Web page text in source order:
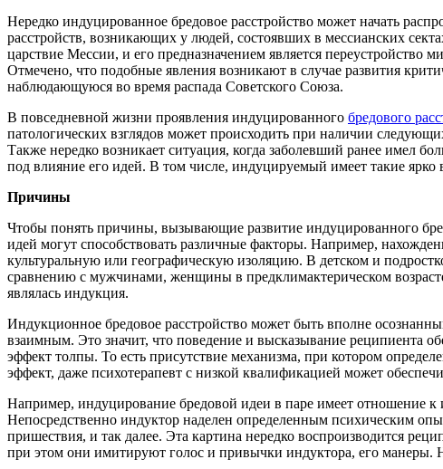
Нередко индуцированное бредовое расстройство может начать
расстройств, возникающих у людей, состоявших в мессианских
царствие Мессии, и его предназначением является переустройство
Отмечено, что подобные явления возникают в случае развития
наблюдающуюся во время распада Советского Союза.
В повседневной жизни проявления индуцированного бредового
патологических взглядов может происходить при наличии
Также нередко возникает ситуация, когда заболевший ранее имел
под влияние его идей. В том числе, индуцируемый имеет такие
Причины
Чтобы понять причины, вызывающие развитие индуцированного
идей могут способствовать различные факторы. Например,
культуральную или географическую изоляцию. В детском и
сравнению с мужчинами, женщины в предклимактерическом
являлась индукция.
Индукционное бредовое расстройство может быть вполне
взаимным. Это значит, что поведение и высказывание реципиента
эффект толпы. То есть присутствие механизма, при котором
эффект, даже психотерапевт с низкой квалификацией может
Например, индуцирование бредовой идеи в паре имеет отношение к
Непосредственно индуктор наделен определенным психическим
пришествия, и так далее. Эта картина нередко воспроизводится
при этом они имитируют голос и привычки индуктора, его манеры.